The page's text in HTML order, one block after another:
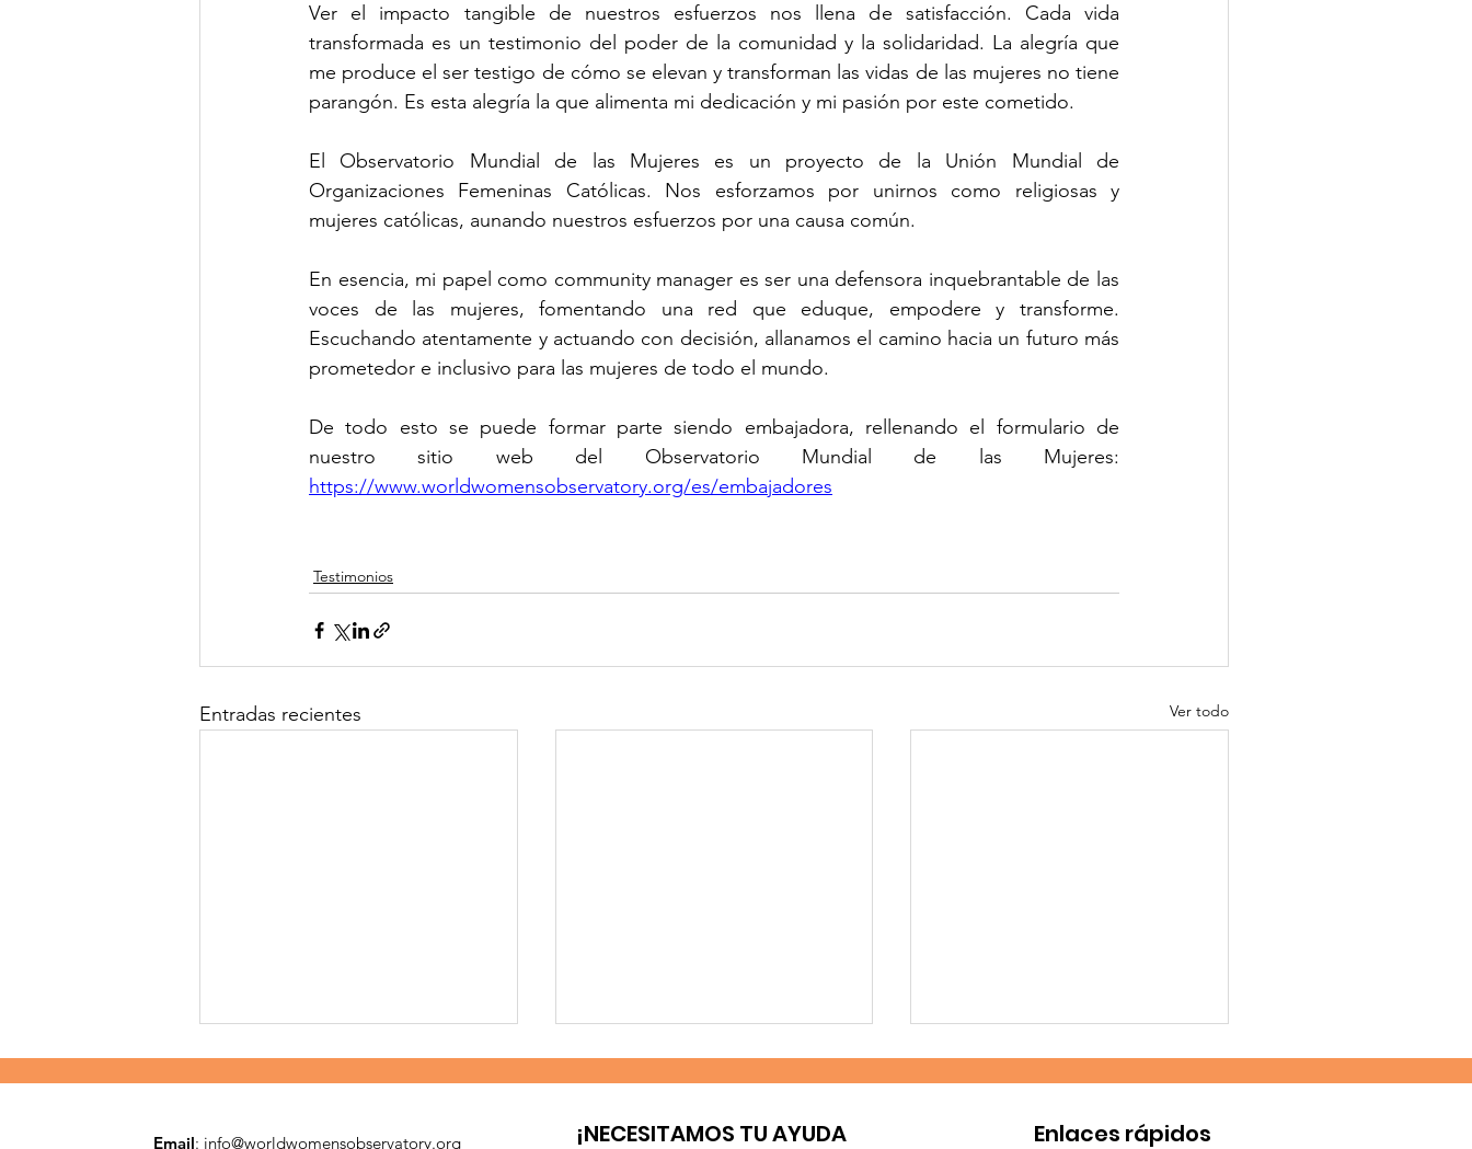
Ver el impacto tangible de nuestros esfuerzos nos llena de satisfacción. Cada vida
transformada es un testimonio del poder de la comunidad y la solidaridad. La alegría que
me produce el ser testigo de cómo se elevan y transforman las vidas de las mujeres no tiene
parangón. Es esta alegría la que alimenta mi dedicación y mi pasión por este cometido.
El Observatorio Mundial de las Mujeres es un proyecto de la Unión Mundial de
Organizaciones Femeninas Católicas. Nos esforzamos por unirnos como religiosas y
mujeres católicas, aunando nuestros esfuerzos por una causa común.
En esencia, mi papel como community manager es ser una defensora inquebrantable de las
voces de las mujeres, fomentando una red que eduque, empodere y transforme.
Escuchando atentamente y actuando con decisión, allanamos el camino hacia un futuro más
prometedor e inclusivo para las mujeres de todo el mundo.
De todo esto se puede formar parte siendo embajadora, rellenando el formulario de
https://www.worldwomensobservatory.org/es/embajadores
Testimonios
Entradas recientes Ver todo
Email: info@worldwomensobservatory.org
¡NECESITAMOS TU AYUDA
Enlaces rápidos